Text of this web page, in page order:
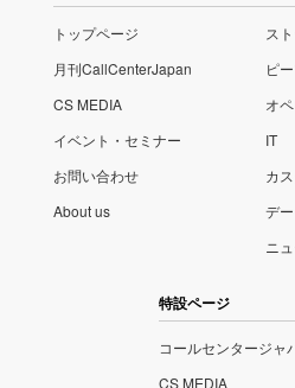
トップページ
月刊CallCenterJapan
CS MEDIA
イベント・セミナー
お問い合わせ
About us
ス
ピ
オ
IT
カ
デ
ニ
特設ページ
コールセンタージャ
CS MEDIA